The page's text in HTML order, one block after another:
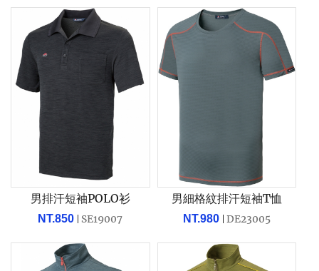
男排汗短袖POLO衫
NT.850 SE19007
男細格紋排汗短袖T恤
NT.980 DE23005